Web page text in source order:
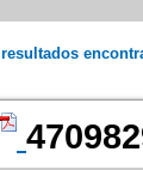
resultados